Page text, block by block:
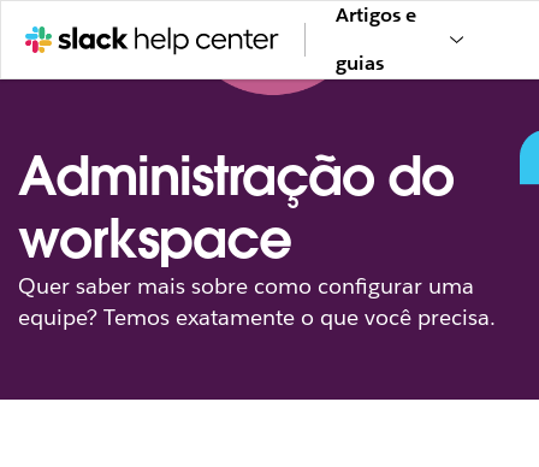
Artigos e
guias
Administração do
workspace
Quer saber mais sobre como configurar uma
equipe? Temos exatamente o que você precisa.